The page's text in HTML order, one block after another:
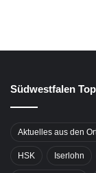
Südwestfalen
Aktuelles aus den
HSK Iserlohn